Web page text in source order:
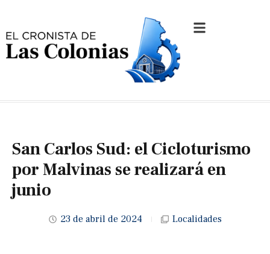
San Carlos Sud: el Cicloturismo
por Malvinas se realizará en
junio
23 de abril de 2024 Localidades